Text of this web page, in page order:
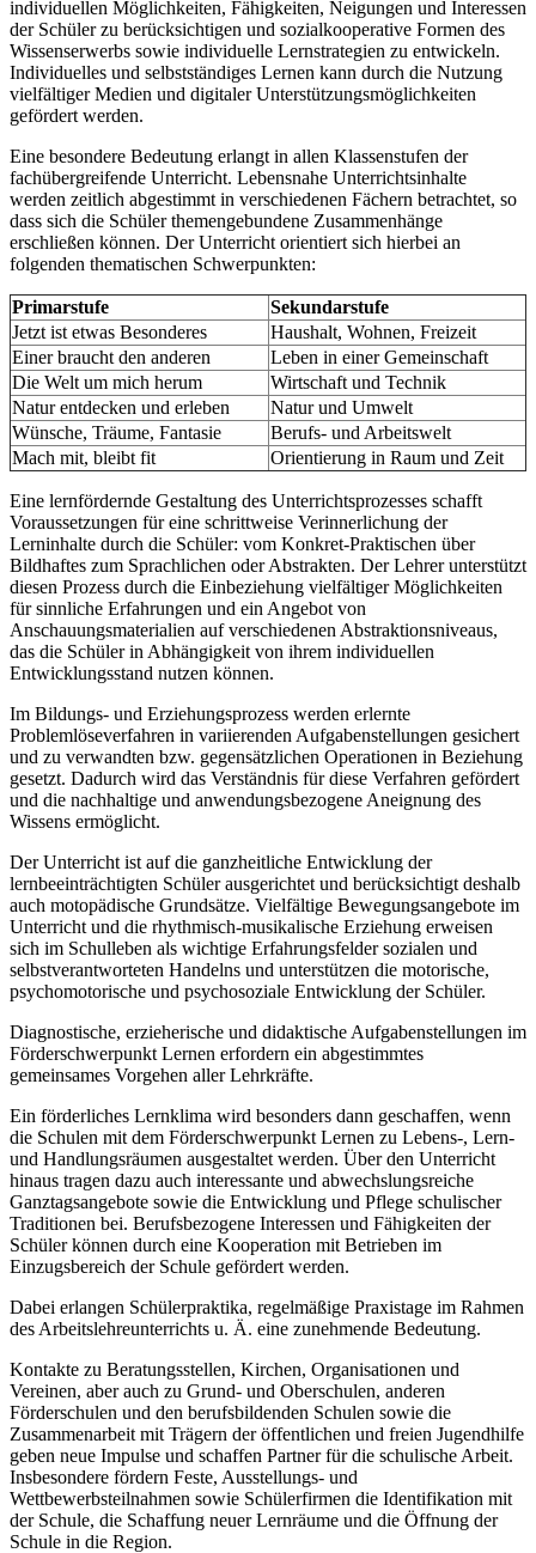
individuellen Möglichkeiten, Fähigkeiten, Neigungen und Interessen
der Schüler zu berücksichtigen und sozialkooperative Formen des
Wissenserwerbs sowie individuelle Lernstrategien zu entwickeln.
Individuelles und selbstständiges Lernen kann durch die Nutzung
vielfältiger Medien und digitaler Unterstützungsmöglichkeiten
gefördert werden.
Eine besondere Bedeutung erlangt in allen Klassenstufen der
fachübergreifende Unterricht. Lebensnahe Unterrichtsinhalte
werden zeitlich abgestimmt in verschiedenen Fächern betrachtet, so
dass sich die Schüler themengebundene Zusammenhänge
erschließen können. Der Unterricht orientiert sich hierbei an
folgenden thematischen Schwerpunkten:
Primarstufe
Sekundarstufe
Jetzt ist etwas Besonderes
Haushalt, Wohnen, Freizeit
Einer braucht den anderen
Leben in einer Gemeinschaft
Die Welt um mich herum
Wirtschaft und Technik
Natur entdecken und erleben
Natur und Umwelt
Wünsche, Träume, Fantasie
Berufs- und Arbeitswelt
Mach mit, bleibt fit
Orientierung in Raum und Zeit
Eine lernfördernde Gestaltung des Unterrichtsprozesses schafft
Voraussetzungen für eine schrittweise Verinnerlichung der
Lerninhalte durch die Schüler: vom Konkret-Praktischen über
Bildhaftes zum Sprachlichen oder Abstrakten. Der Lehrer unterstützt
diesen Prozess durch die Einbeziehung vielfältiger Möglichkeiten
für sinnliche Erfahrungen und ein Angebot von
Anschauungsmaterialien auf verschiedenen Abstraktionsniveaus,
das die Schüler in Abhängigkeit von ihrem individuellen
Entwicklungsstand nutzen können.
Im Bildungs- und Erziehungsprozess werden erlernte
Problemlöseverfahren in variierenden Aufgabenstellungen gesichert
und zu verwandten bzw. gegensätzlichen Operationen in Beziehung
gesetzt. Dadurch wird das Verständnis für diese Verfahren gefördert
und die nachhaltige und anwendungsbezogene Aneignung des
Wissens ermöglicht.
Der Unterricht ist auf die ganzheitliche Entwicklung der
lernbeeinträchtigten Schüler ausgerichtet und berücksichtigt deshalb
auch motopädische Grundsätze. Vielfältige Bewegungsangebote im
Unterricht und die rhythmisch-musikalische Erziehung erweisen
sich im Schulleben als wichtige Erfahrungsfelder sozialen und
selbstverantworteten Handelns und unterstützen die motorische,
psychomotorische und psychosoziale Entwicklung der Schüler.
Diagnostische, erzieherische und didaktische Aufgabenstellungen im
Förderschwerpunkt Lernen erfordern ein abgestimmtes
gemeinsames Vorgehen aller Lehrkräfte.
Ein förderliches Lernklima wird besonders dann geschaffen, wenn
die Schulen mit dem Förderschwerpunkt Lernen zu Lebens-, Lern-
und Handlungsräumen ausgestaltet werden. Über den Unterricht
hinaus tragen dazu auch interessante und abwechslungsreiche
Ganztagsangebote sowie die Entwicklung und Pflege schulischer
Traditionen bei. Berufsbezogene Interessen und Fähigkeiten der
Schüler können durch eine Kooperation mit Betrieben im
Einzugsbereich der Schule gefördert werden.
Dabei erlangen Schülerpraktika, regelmäßige Praxistage im Rahmen
des Arbeitslehreunterrichts u. Ä. eine zunehmende Bedeutung.
Kontakte zu Beratungsstellen, Kirchen, Organisationen und
Vereinen, aber auch zu Grund- und Oberschulen, anderen
Förderschulen und den berufsbildenden Schulen sowie die
Zusammenarbeit mit Trägern der öffentlichen und freien Jugendhilfe
geben neue Impulse und schaffen Partner für die schulische Arbeit.
Insbesondere fördern Feste, Ausstellungs- und
Wettbewerbsteilnahmen sowie Schülerfirmen die Identifikation mit
der Schule, die Schaffung neuer Lernräume und die Öffnung der
Schule in die Region.